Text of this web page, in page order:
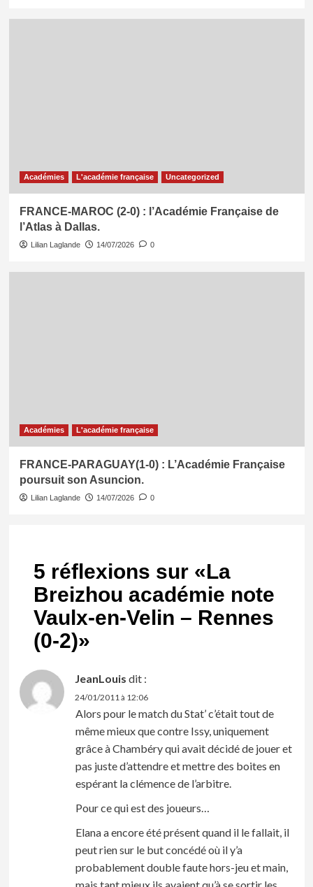
Académies L'académie française Uncategorized
FRANCE-MAROC (2-0) : l’Académie Française de
l’Atlas à Dallas.
Lilian Laglande 14/07/2026 0
Académies L'académie française
FRANCE-PARAGUAY(1-0) : L’Académie Française
poursuit son Asuncion.
Lilian Laglande 14/07/2026 0
5 réflexions sur «La
Breizhou académie note
Vaulx-en-Velin – Rennes
(0-2)»
JeanLouis dit :
24/01/2011 à 12:06
Alors pour le match du Stat’ c’était tout de
même mieux que contre Issy, uniquement
grâce à Chambéry qui avait décidé de jouer et
pas juste d’attendre et mettre des boites en
espérant la clémence de l’arbitre.
Pour ce qui est des joueurs…
Elana a encore été présent quand il le fallait, il
peut rien sur le but concédé où il y’a
probablement double faute hors-jeu et main,